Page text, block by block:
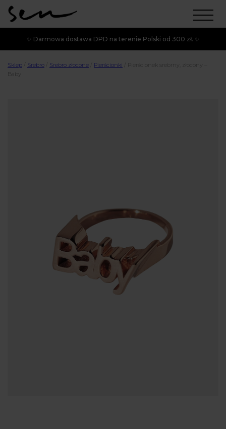
✨ Darmowa dostawa DPD na terenie Polski od 300 zł. ✨
Sklep Srebro Srebro złocone Pierścionki
Pierścionek srebrny, złocony –
Baby